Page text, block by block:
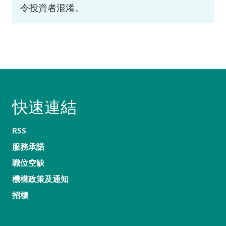
令投資者混淆。
快速連結
RSS
服務承諾
職位空缺
機構政策及通知
招標